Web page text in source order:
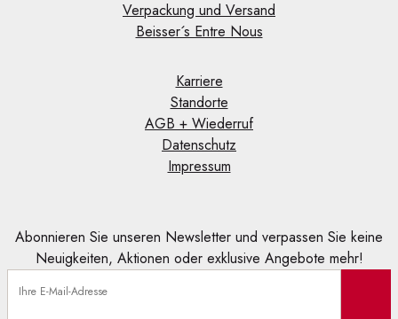
Verpackung und Versand
Beisser´s Entre Nous
Karriere
Standorte
AGB + Wiederruf
Datenschutz
Impressum
Abonnieren Sie unseren Newsletter und verpassen Sie keine
Neuigkeiten, Aktionen oder exklusive Angebote mehr!
Ihre E-Mail-Adresse